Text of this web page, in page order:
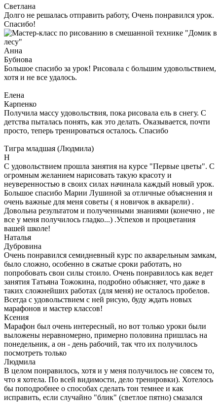
Светлана
Долго не решалась отправить работу, Очень понравился урок.
Спасибо!
Анна
Бубнова
Большое спасибо за урок! Рисовала с большим удовольствием,
хотя и не все удалось.
Елена
Карпенко
Получила массу удовольствия, пока рисовала ель в снегу. С
детства пыталась понять, как это делать. Оказывается, почти
просто, теперь тренироваться осталось. Спасибо
Тигра младшая (Людмила)
Н
С удовольствием прошла занятия на курсе "Первые цветы". С
огромным желанием нарисовать такую красоту и
неуверенностью в своих силах начинала каждый новый урок.
Большое спасибо Марии Лушиной за отличные объяснения и
очень важные для меня советы ( я новичок в акварели) .
Довольна результатом и полученными знаниями (конечно , не
все у меня получилось гладко...) .Успехов и процветания
вашей школе!
Наталья
Дубровина
Очень понравился семидневный курс по акварельным замкам,
было сложно, особенно в сжатые сроки работать, но
попробовать свои силы стоило. Очень понравилось как ведет
занятия Татьяна Тожокина, подробно объясняет, что даже в
таких сложнейших работах (для меня) не осталось пробелов.
Всегда с удовольствием с ней рисую, буду ждать новых
марафонов и мастер классов!
Ксения
Марафон был очень интересный, но вот только уроки были
выложены неравномерно, примерно половина пришлась на
понедельник, а он - день рабочий, так что их получилось
посмотреть только
Людмила
В целом понравилось, хотя и у меня получилось не совсем то,
что я хотела. По всей видимости, дело тренировки). Хотелось
бы поподробнее о способах сделать тон темнее и как
исправить, если случайно "блик" (светлое пятно) смазался